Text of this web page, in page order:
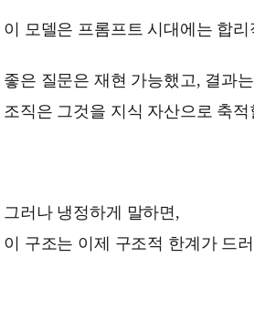
이 모델은 프롬프트 시대에는 합
좋은 질문은 재현 가능했고, 결과
조직은 그것을 지식 자산으로 축
그러나 냉정하게 말하면,
이 구조는 이제 구조적 한계가 드